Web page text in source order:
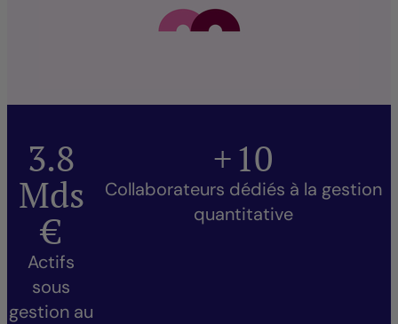
3.8
Mds
€
Actifs
sous
gestion au
+10
Collaborateurs dédiés à la gestion
quantitative